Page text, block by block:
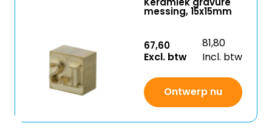
messing, 15x15mm
67,60
Excl. btw
81,80
Incl. btw
Ontwerp nu